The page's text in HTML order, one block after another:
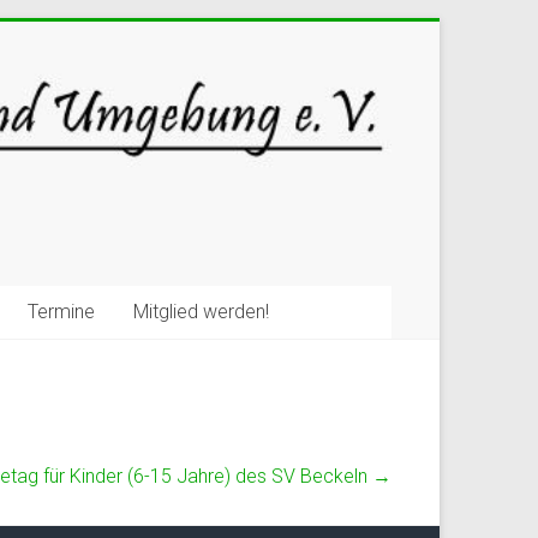
Termine Mitglied werden!
für Kinder (6-15 Jahre) des SV Beckeln →